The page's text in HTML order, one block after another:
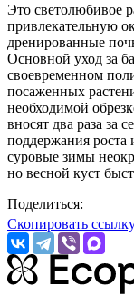
Это светолюбивое
привлекательную
дренированные
Основной уход за
своевременном
посаженных
необходимой
вносят два раза за
поддержания роста
суровые зимы
но весной куст
Поделиться:
Скопировать